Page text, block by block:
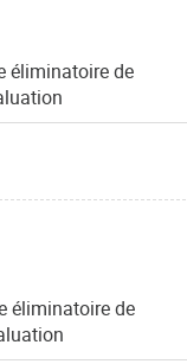
éliminatoire de
éliminatoire de